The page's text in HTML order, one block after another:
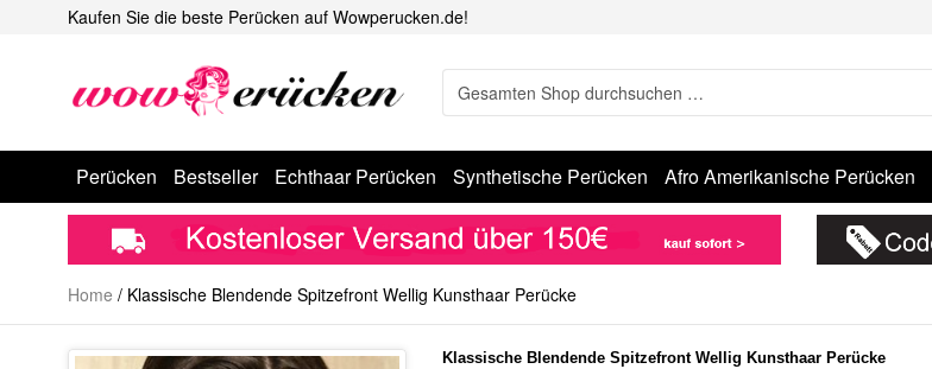
Kaufen Sie die beste Perücken auf Wowperucken.de!
Perücken Bestseller Echthaar Perücken Synthetische Perücken Afro Amerikanische Perücken
Home / Klassische Blendende Spitzefront Wellig Kunsthaar Perücke
Klassische Blendende Spitzefront Wellig Kunsthaar Perücke